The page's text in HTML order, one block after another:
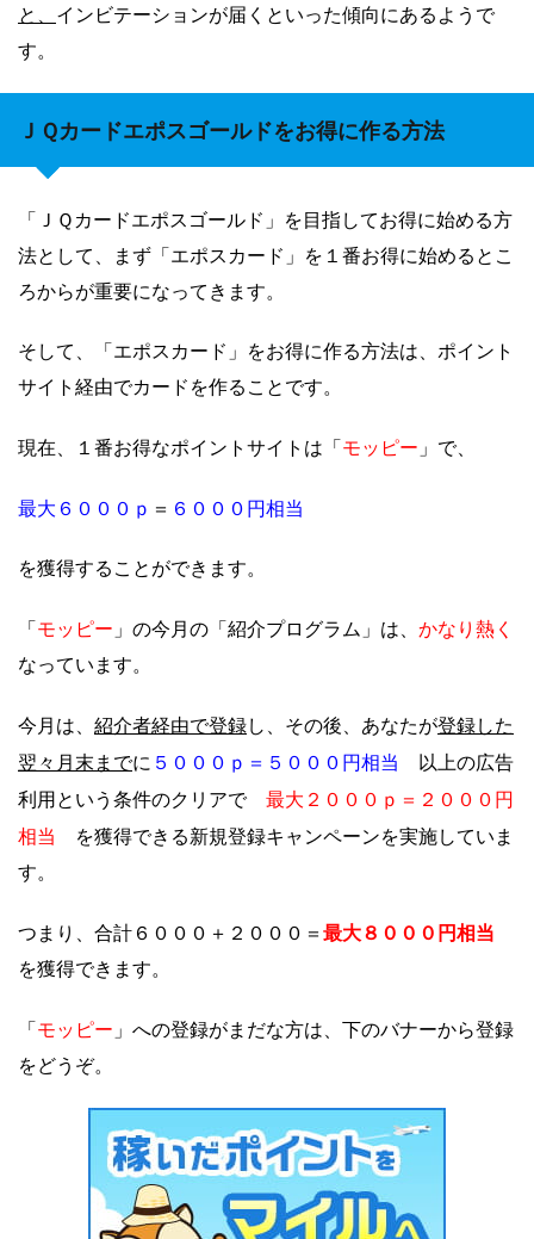
と、 インビテーションが届くといった傾向にあるようで
す。
ＪＱカードエポスゴールドをお得に作る方法
「ＪＱカードエポスゴールド」を目指してお得に始める方
法として、まず「エポスカード」を１番お得に始めるとこ
ろからが重要になってきます。
そして、「エポスカード」をお得に作る方法は、ポイント
サイト経由でカードを作ることです。
現在、１番お得なポイントサイトは「モッピー 」で、
最大６０００ｐ ＝ ６０００円相当
を獲得することができます。
「モッピー 」の今月の「紹介プログラム」は、 かなり熱く
なっています。
今月は、 紹介者経由で登録し、その後、あなたが登録した
翌々月末までに ５０００ｐ＝５０００円相当 以上の広告
利用という条件のクリアで 最大 ２０ ００ｐ＝２０００円
相当
を獲得できる新規登録キャンペーンを実施していま
す。
つまり、合計６０００＋２０００＝ 最大８０００円相当
を獲得できます。
「モッピー 」への登録がまだな方は、下のバナーから登録
をどうぞ。